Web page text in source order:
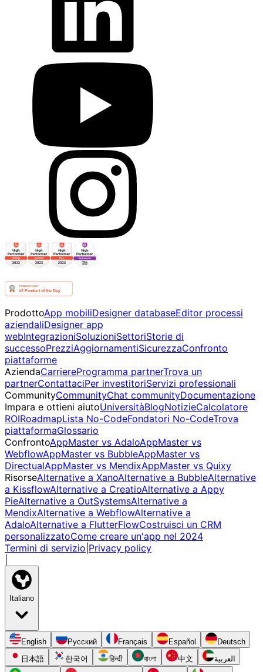
ProdottoApp mobiliDesigner databaseEditor processi
aziendaliDesigner app
webIntegrazioniSoluzioniSettoriStorie di
successoPrezziAggiornamentiSicurezzaConfronto
piattaforme
AziendaCarriereProgramma partnerTrova un
partnerContattaciPer investitoriServizi professionali
CommunityCommunityChat communityDocumentazione
Impara e ottieni aiutoUniversitàBlogNotizieCalcolatore
ROIRoadmapLista No-CodeFondatori No-CodeTrova
piattaformaGlossario
ConfrontoAppMaster vs AdaloAppMaster vs
WebflowAppMaster vs BubbleAppMaster vs
DirectualAppMaster vs MendixAppMaster vs Quixy
RisorseAlternative a XanoAlternative a BubbleAlternative
a KissflowAlternative a CreatioAlternative a Appy
PieAlternative a OutSystemsAlternative a
MendixAlternative a WebflowAlternative a
AdaloAlternative a FlutterFlowCostruisci un CRM
personalizzatoCome creare un'app nel 2024
Termini di servizio Privacy policy
Italiano
English Русский Français Español
Deutsch
日本語
한국어 हिन्दी বাংলা 中文 العربية